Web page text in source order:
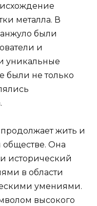
металла. В
были
и
уникальные
были не только
жить и
обществе. Она
исторический
в области
умениями.
высокого